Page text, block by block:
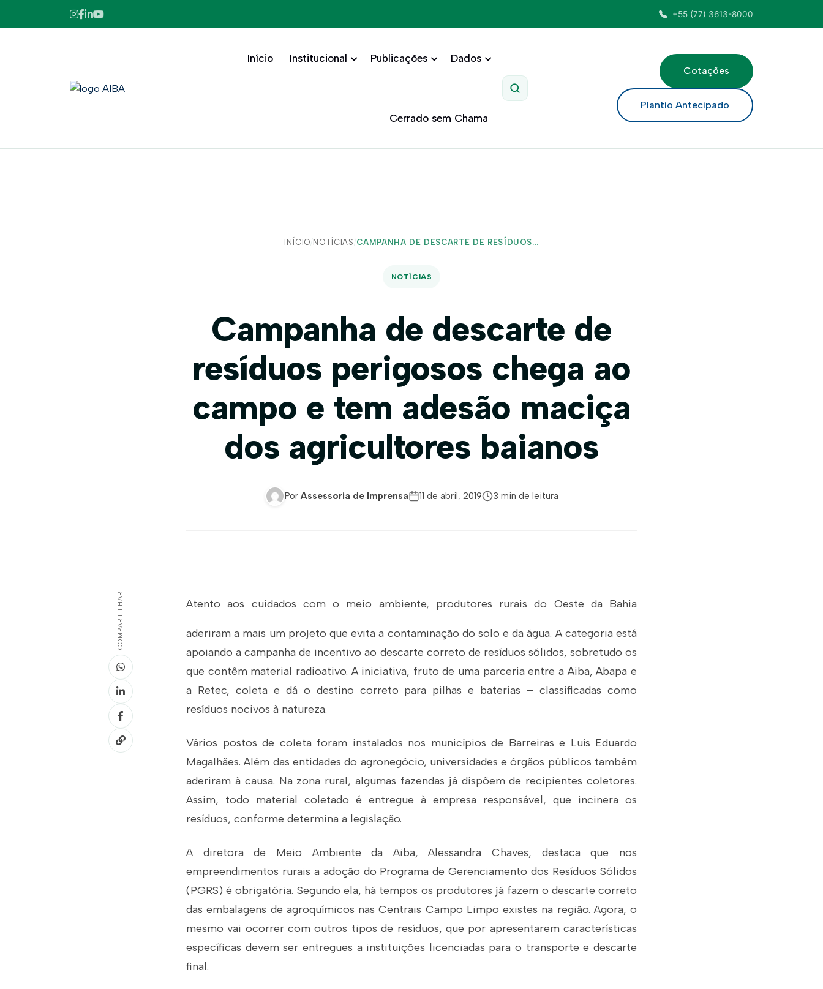
+55 (77) 3613-8000
Início Institucional Publicações Dados
Cerrado sem Chama
Pesquisar
Cotações
Plantio Antecipado
INÍCIO/ NOTÍCIAS /CAMPANHA DE DESCARTE DE RESÍDUOS...
NOTÍCIAS
Campanha de descarte de
resíduos perigosos chega ao
campo e tem adesão maciça
dos agricultores baianos
Por Assessoria de Imprensa 11 de abril, 2019 3 min de leitura
COMPARTILHAR Atento aos cuidados com o meio ambiente, produtores rurais do Oeste da Bahia
aderiram a mais um projeto que evita a contaminação do solo e da água. A categoria está
apoiando a campanha de incentivo ao descarte correto de resíduos sólidos, sobretudo os
que contêm material radioativo. A iniciativa, fruto de uma parceria entre a Aiba, Abapa e
a Retec, coleta e dá o destino correto para pilhas e baterias – classificadas como
resíduos nocivos à natureza.
Vários postos de coleta foram instalados nos municípios de Barreiras e Luís Eduardo
Magalhães. Além das entidades do agronegócio, universidades e órgãos públicos também
aderiram à causa. Na zona rural, algumas fazendas já dispõem de recipientes coletores.
Assim, todo material coletado é entregue à empresa responsável, que incinera os
resíduos, conforme determina a legislação.
A diretora de Meio Ambiente da Aiba, Alessandra Chaves, destaca que nos
empreendimentos rurais a adoção do Programa de Gerenciamento dos Resíduos Sólidos
(PGRS) é obrigatória. Segundo ela, há tempos os produtores já fazem o descarte correto
das embalagens de agroquímicos nas Centrais Campo Limpo existes na região. Agora, o
mesmo vai ocorrer com outros tipos de resíduos, que por apresentarem características
específicas devem ser entregues a instituições licenciadas para o transporte e descarte
final.